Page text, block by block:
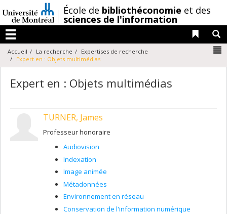
au
contenu
/École de bibliothéconomie et des
sciences de l'information
Menu
Liens
Accueil La recherche
Expertises de recherche
Expert en : Objets multimédias
Expert en : Objets multimédias
TURNER, James
Professeur honoraire
Audiovision
Indexation
Image animée
Métadonnées
Environnement en réseau
Conservation de l'information numérique